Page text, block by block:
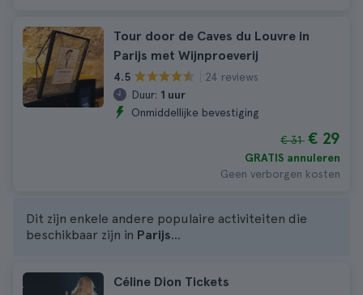
Tour door de Caves du Louvre in
Parijs met Wijnproeverij
4.5
24 reviews
Duur: 1 uur
Onmiddellijke bevestiging
€ 31 € 29
GRATIS annuleren
Geen verborgen kosten
Dit zijn enkele andere populaire activiteiten die
beschikbaar zijn in Parijs...
Céline Dion Tickets